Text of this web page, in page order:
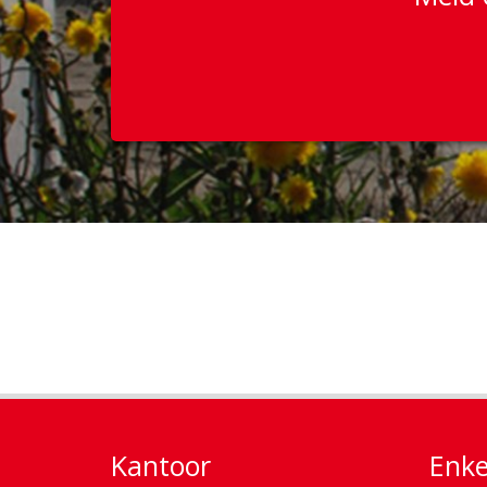
Kantoor